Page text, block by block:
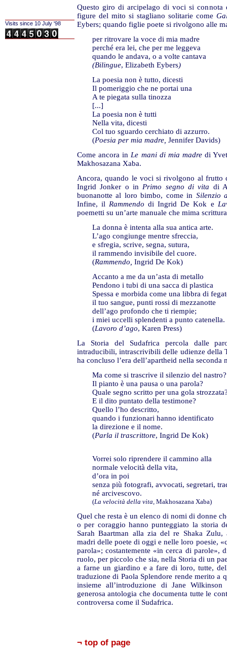
Visits since 10 July '98
Questo giro di arcipelago di voci si connota
figure del mito si stagliano solitarie come
Eybers; quando figlie poete si rivolgono alle
per ritrovare la voce di mia madre
perché era lei, che per me leggeva
quando le andava, o a volte cantava
(Bilingue, Elizabeth Eybers)
La poesia non è tutto, dicesti
Il pomeriggio che ne portai una
A te piegata sulla tinozza
[...]
La poesia non è tutti
Nella vita, dicesti
Col tuo sguardo cerchiato di azzurro.
(Poesia per mia madre, Jennifer Davids)
Come ancora in Le mani di mia madre di
Makhosazana Xaba.
Ancora, quando le voci si rivolgono al
Ingrid Jonker o in Primo segno di vita di
buonanotte al loro bimbo, come in Silenzio
Infine, il Rammendodi Ingrid De Kok e
poemetti su un’arte manuale che mima
La donna è intenta alla sua antica arte.
L’ago congiunge mentre sfreccia,
e sfregia, scrive, segna, sutura,
il rammendo invisibile del cuore.
(Rammendo, Ingrid De Kok)
Accanto a me da un’asta di metallo
Pendono i tubi di una sacca di plastica
Spessa e morbida come una libbra di
il tuo sangue, punti rossi di mezzanotte
dell’ago profondo che ti riempie;
i miei uccelli splendenti a punto catenella.
(Lavoro d’ago, Karen Press)
La Storia del Sudafrica percola dalle
intraducibili, intrascrivibili delle udienze della
ha concluso l’era dell’apartheid nella seconda
Ma come si trascrive il silenzio del nastro?
Il pianto è una pausa o una parola?
Quale segno scritto per una gola
E il dito puntato della testimone?
Quello l’ho descritto,
quando i funzionari hanno identificato
la direzione e il nome.
(Parla il trascrittore, Ingrid De Kok)
Vorrei solo riprendere il cammino alla
normale velocità della vita,
d’ora in poi
senza più fotografi, avvocati, segretari,
né arcivescovo.
(La velocità della vita, Makhosazana Xaba)
Quel che resta è un elenco di nomi di donne
o per coraggio hanno punteggiato la storia
Sarah Baartman alla zia del re Shaka Zulu,
madri delle poete di oggi e nelle loro poesie,
parola»; costantemente «in cerca di parole»,
ruolo, per piccolo che sia, nella Storia di un
a farne un giardino e a fare di loro, tutte,
traduzione di Paola Splendore rende merito a
insieme all’introduzione di Jane
generosa antologia che documenta tutte le
controversa come il Sudafrica.
¬ top of page